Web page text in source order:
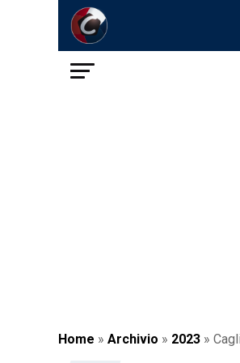
Home » Archivio » 2023 »